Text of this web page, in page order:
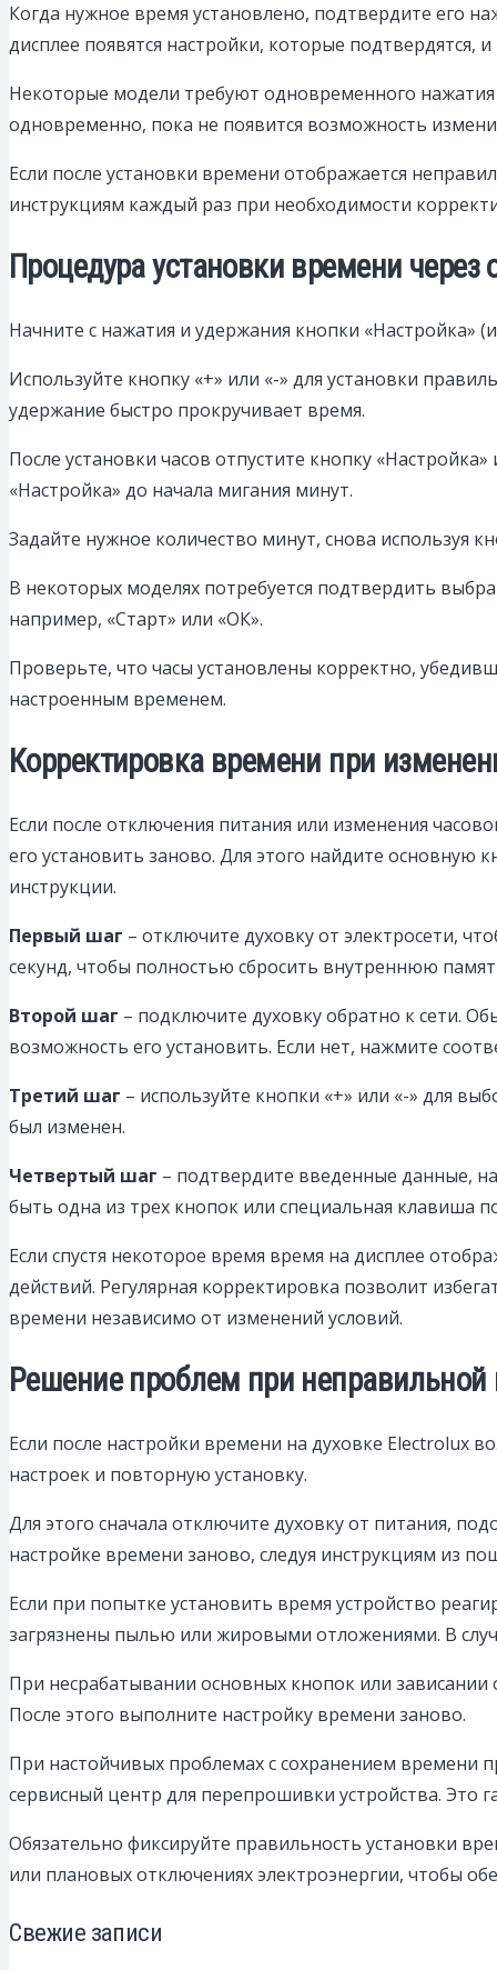
Когда нужное время установлено, подтвердите его
дисплее появятся настройки, которые подтвердятся,
Некоторые модели требуют одновременного
одновременно, пока не появится возможность
Если после установки времени отображается
инструкциям каждый раз при необходимости
Процедура установки времени
Начните с нажатия и удержания кнопки «Настройка»
Используйте кнопку «+» или «-» для установки
удержание быстро прокручивает время.
После установки часов отпустите кнопку
«Настройка» до начала мигания минут.
Задайте нужное количество минут, снова используя
В некоторых моделях потребуется подтвердить
например, «Старт» или «ОК».
Проверьте, что часы установлены корректно,
настроенным временем.
Корректировка времени при
Если после отключения питания или изменения
его установить заново. Для этого найдите
инструкции.
Первый шаг – отключите духовку от электросети,
секунд, чтобы полностью сбросить внутреннюю
Второй шаг – подключите духовку обратно к сети.
возможность его установить. Если нет, нажмите
Третий шаг – используйте кнопки «+» или «-» для
был изменен.
Четвертый шаг – подтвердите введенные данные,
быть одна из трех кнопок или специальная клавиша
Если спустя некоторое время время на дисплее
действий. Регулярная корректировка позволит
времени независимо от изменений условий.
Решение проблем при неправильной
Если после настройки времени на духовке Electrolux
настроек и повторную установку.
Для этого сначала отключите духовку от питания,
настройке времени заново, следуя инструкциям из
Если при попытке установить время устройство
загрязнены пылью или жировыми отложениями. В
При несрабатывании основных кнопок или
После этого выполните настройку времени заново.
При настойчивых проблемах с сохранением времени
сервисный центр для перепрошивки устройства. Это
Обязательно фиксируйте правильность установки
или плановых отключениях электроэнергии, чтобы
Свежие записи